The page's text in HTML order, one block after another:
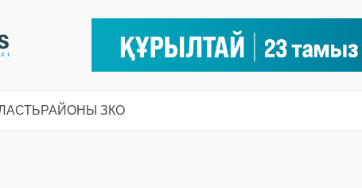
РАЙОНЫ ЗКО